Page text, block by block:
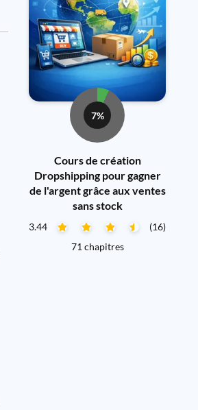
7%
Cours de création
Dropshipping pour gagner
de l'argent grâce aux ventes
sans stock
3.44
(16)
71 chapitres